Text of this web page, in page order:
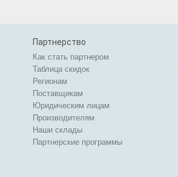
Партнерство
Как стать партнером
Таблица скидок
Регионам
Поставщикам
Юридическим лицам
Производителям
Наши склады
Партнерские программы